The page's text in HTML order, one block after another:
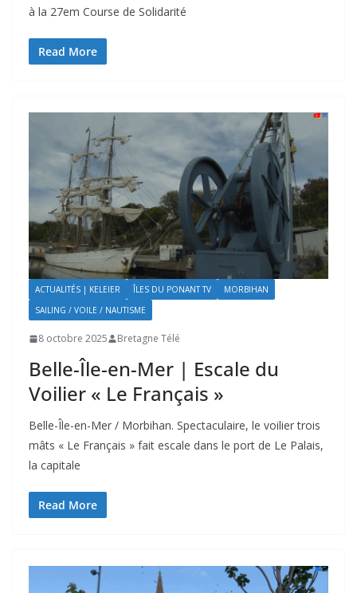
à la 27em Course de Solidarité
Read More
ACTUALITÉS | KELEIER ÎLES DU PONANT TV
MORBIHAN
SAILING / VOILE / NAUTISME
8 octobre 2025 Bretagne Télé
Belle-Île-en-Mer | Escale du
Voilier « Le Français »
Belle-Île-en-Mer / Morbihan. Spectaculaire, le voilier trois
mâts « Le Français » fait escale dans le port de Le Palais,
la capitale
Read More